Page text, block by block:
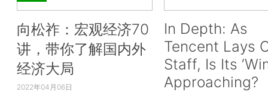
向松祚：宏观经济70
讲，带你了解国内外
经济大局
2022年04月06日
In Depth: As
Tencent Lays
Staff, Is Its
Approaching?